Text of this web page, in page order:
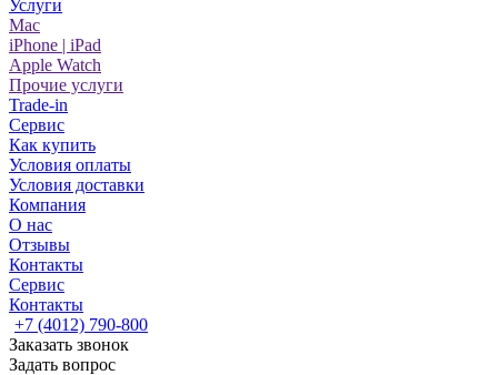
Услуги
Mac
iPhone | iPad
Apple Watch
Прочие услуги
Trade-in
Сервис
Как купить
Условия оплаты
Условия доставки
Компания
О нас
Отзывы
Контакты
Сервис
Контакты
+7 (4012) 790-800
Заказать звонок
Задать вопрос